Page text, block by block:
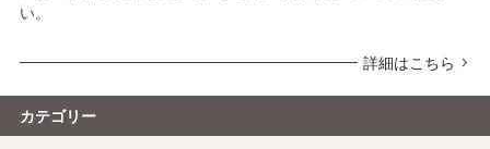
い。
詳細はこちら
カテゴリー